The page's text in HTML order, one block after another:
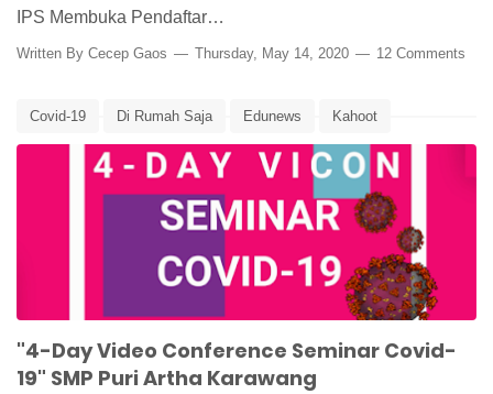
IPS Membuka Pendaftar…
Written By Cecep Gaos Thursday, May 14, 2020 12 Comments
Covid-19 Di Rumah Saja Edunews Kahoot
Learn from Home Media Pembelajaran Seminar Online
"4-Day Video Conference Seminar Covid-
19" SMP Puri Artha Karawang